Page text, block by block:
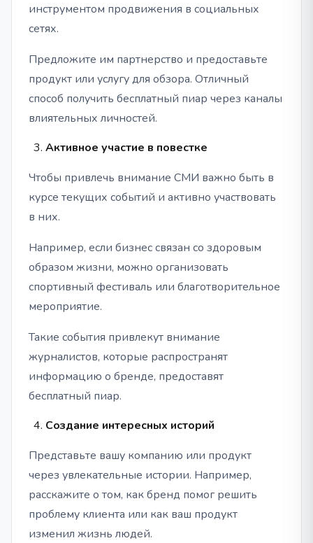
инструментом продвижения в социальных
сетях.
Предложите им партнерство и предоставьте
продукт или услугу для обзора. Отличный
способ получить бесплатный пиар через каналы
влиятельных личностей.
Активное участие в повестке
Чтобы привлечь внимание СМИ важно быть в
курсе текущих событий и активно участвовать
в них.
Например, если бизнес связан со здоровым
образом жизни, можно организовать
спортивный фестиваль или благотворительное
мероприятие.
Такие события привлекут внимание
журналистов, которые распространят
информацию о бренде, предоставят
бесплатный пиар.
Создание интересных историй
Представьте вашу компанию или продукт
через увлекательные истории. Например,
расскажите о том, как бренд помог решить
проблему клиента или как ваш продукт
изменил жизнь людей.